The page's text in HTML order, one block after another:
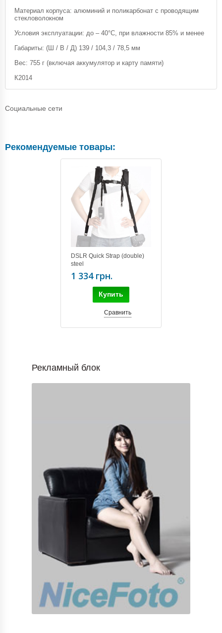
Материал корпуса: алюминий и поликарбонат с проводящим
стекловолокном
Условия эксплуатации: до – 40°C, при влажности 85% и менее
Габариты: (Ш / В / Д) 139 / 104,3 / 78,5 мм
Вес: 755 г (включая аккумулятор и карту памяти)
К2014
Социальные сети
Рекомендуемые товары:
DSLR Quick Strap (double)
steel
1 334 грн.
Купить
Сравнить
Рекламный блок